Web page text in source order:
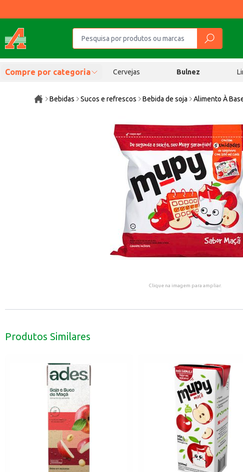
Compre por categoria Cervejas Bulnez
Bebidas Sucos e refrescos Bebida de soja Alimento À
Clique na imagem para ampliar.
Produtos Similares